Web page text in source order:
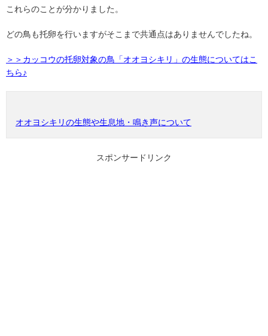
これらのことが分かりました。
どの鳥も托卵を行いますがそこまで共通点はありませんでしたね。
＞＞カッコウの托卵対象の鳥「オオヨシキリ」の生態についてはこ
ちら♪
オオヨシキリの生態や生息地・鳴き声について
スポンサードリンク